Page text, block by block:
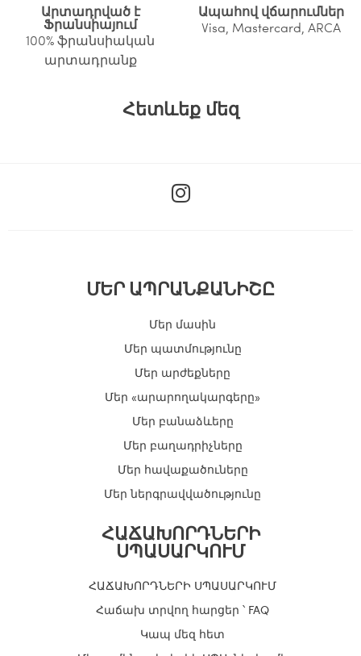
Արտադրված է
Ֆրանսիայում
100% ֆրանսիական
արտադրանք
Ապահով վճարումներ
Visa, Mastercard, ARCA
Հետևեք մեզ
I
n
g
a
m
ՄԵՐ ԱՊՐԱՆՔԱՆԻՇԸ
Մեր մասին
Մեր պատմությունը
Մեր արժեքները
Մեր «արարողակարգերը»
Մեր բանաձևերը
Մեր բաղադրիչները
Մեր հավաքածուները
Մեր ներգրավվածությունը
ՀԱՃԱԽՈՐԴՆԵՐԻ
ՍՊԱՍԱՐԿՈՒՄ
ՀԱՃԱԽՈՐԴՆԵՐԻ ՍՊԱՍԱՐԿՈՒՄ
Հաճախ տրվող հարցեր ՝ FAQ
Կապ մեզ հետ